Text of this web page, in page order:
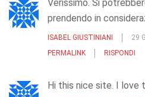
Verissimo. Si
prendendo in
ISABEL GIUSTINIANI
29
PERMALINK
RISPONDI
Hi this nice site. I love